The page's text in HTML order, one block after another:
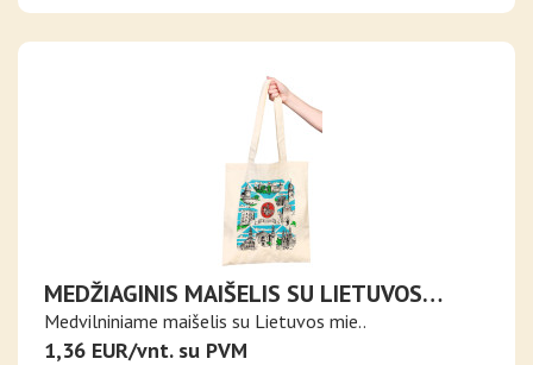
MEDŽIAGINIS MAIŠELIS SU LIETUVOS
MIESTAIS
Medvilniniame maišelis su Lietuvos mie..
1,36 EUR/vnt. su PVM